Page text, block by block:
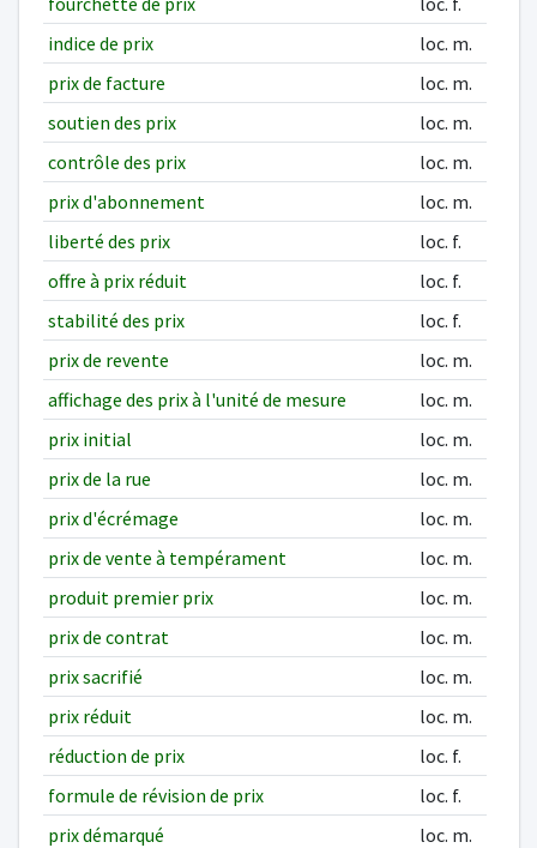
indice de prix
loc. m.
prix de facture
loc. m.
soutien des prix
loc. m.
contrôle des prix
loc. m.
prix d'abonnement
loc. m.
liberté des prix
loc. f.
offre à prix réduit
loc. f.
stabilité des prix
loc. f.
prix de revente
loc. m.
affichage des prix à l'unité de mesure
loc. m.
prix initial
loc. m.
prix de la rue
loc. m.
prix d'écrémage
loc. m.
prix de vente à tempérament
loc. m.
produit premier prix
loc. m.
prix de contrat
loc. m.
prix sacrifié
loc. m.
prix réduit
loc. m.
réduction de prix
loc. f.
formule de révision de prix
loc. f.
prix démarqué
loc. m.